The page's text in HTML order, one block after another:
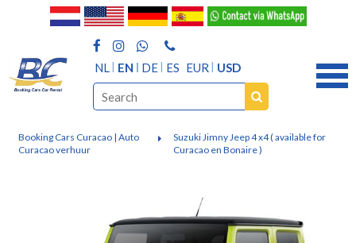
NL EN DE ES EUR USD
Booking Cars Curacao | Auto
Curacao verhuur
Suzuki Jimny Jeep 4 x4 ( available for
Curacao en Bonaire )